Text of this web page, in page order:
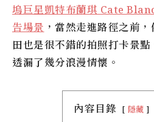
塢巨星凱特布蘭琪 Cate
告場景 ，當然走進路徑之前
田也是很不錯的拍照打卡景
透漏了幾分浪漫情懷。
內容目錄 隱藏